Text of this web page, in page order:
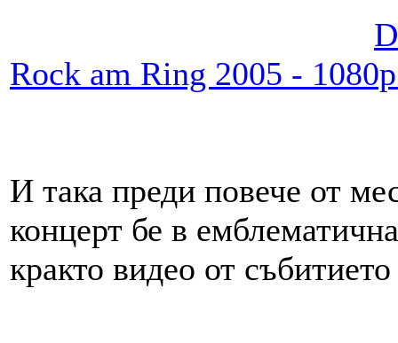
Rock am Ring 2005 -
И така преди повече от
концерт бе в
кракто видео от